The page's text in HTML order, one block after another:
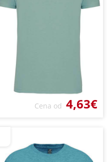
Cena od 4,63€